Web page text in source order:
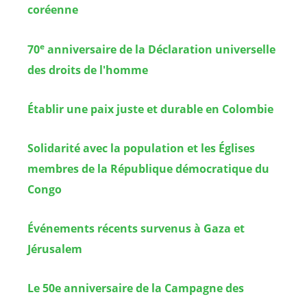
coréenne
70e anniversaire de la Déclaration universelle
des droits de l'homme
Établir une paix juste et durable en Colombie
Solidarité avec la population et les Églises
membres de la République démocratique du
Congo
Événements récents survenus à Gaza et
Jérusalem
Le 50e anniversaire de la Campagne des